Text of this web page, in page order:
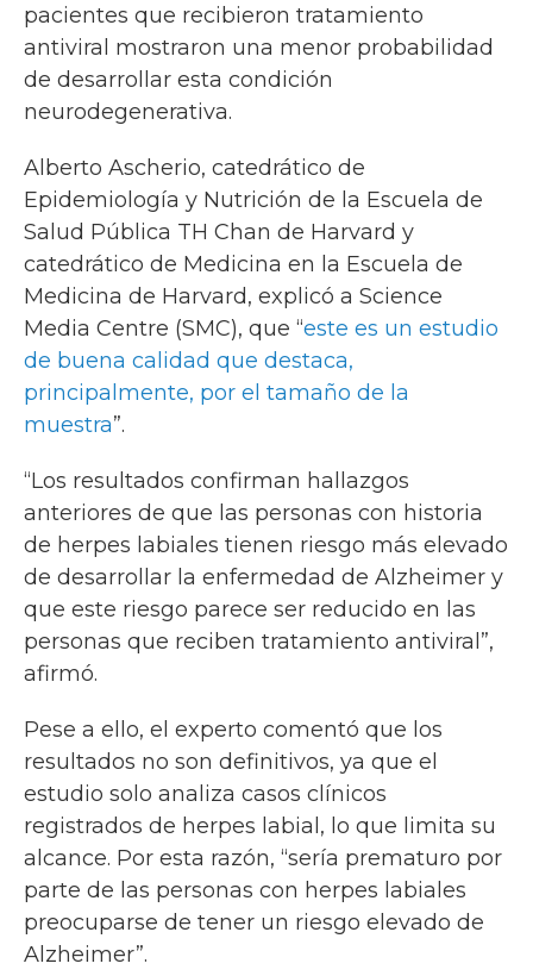
pacientes que recibieron tratamiento
antiviral mostraron una menor probabilidad
de desarrollar esta condición
neurodegenerativa.
Alberto Ascherio, catedrático de
Epidemiología y Nutrición de la Escuela de
Salud Pública TH Chan de Harvard y
catedrático de Medicina en la Escuela de
Medicina de Harvard, explicó a Science
Media Centre (SMC), que “este es un estudio
de buena calidad que destaca,
principalmente, por el tamaño de la
muestra”.
“Los resultados confirman hallazgos
anteriores de que las personas con historia
de herpes labiales tienen riesgo más elevado
de desarrollar la enfermedad de Alzheimer y
que este riesgo parece ser reducido en las
personas que reciben tratamiento antiviral”,
afirmó.
Pese a ello, el experto comentó que los
resultados no son definitivos, ya que el
estudio solo analiza casos clínicos
registrados de herpes labial, lo que limita su
alcance. Por esta razón, “sería prematuro por
parte de las personas con herpes labiales
preocuparse de tener un riesgo elevado de
Alzheimer”.